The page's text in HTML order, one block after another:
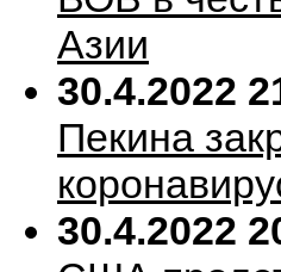
Азии
30.4.2022
Пекина
30.4.2022